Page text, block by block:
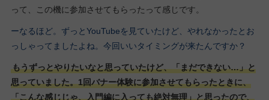
って、この機に参加させてもらったって感じです。
ーなるほど。ずっとYouTubeを見ていたけど、やれなかったとお
っしゃってましたよね。今回いいタイミングが来たんですか？
もうずっとやりたいなと思っていたけど、「まだできない…」と
思っていました。1回バナー体験に参加させてもらったときに、
「こんな感じじゃ、入門編に入っても絶対無理」と思ったので、